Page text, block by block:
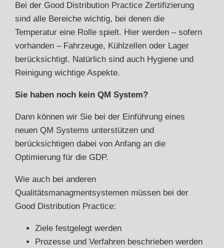
Bei der Good Distribution Practice Zertifizierung
sind alle Bereiche wichtig, bei denen die
Temperatur eine Rolle spielt. Hier werden – sofern
vorhanden – Fahrzeuge, Kühlzellen oder Lager
berücksichtigt. Natürlich sind auch Hygiene und
Reinigung wichtige Aspekte.
Sie haben noch kein QM System?
Dann können wir Sie bei der Einführung eines
neuen QM Systems unterstützen und
berücksichtigen dabei von Anfang an die
Optimierung für die GDP.
Wie auch bei anderen
Qualitätsmanagmentsystemen müssen bei der
Good Distribution Practice:
Ziele festgelegt werden
Prozesse und Verfahren beschrieben werden